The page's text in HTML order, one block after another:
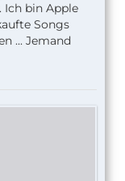
Ich bin Apple
Songs
... Jemand